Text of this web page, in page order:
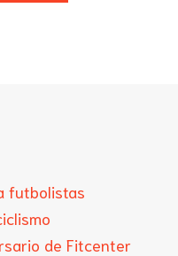
futbolistas
de Fitcenter